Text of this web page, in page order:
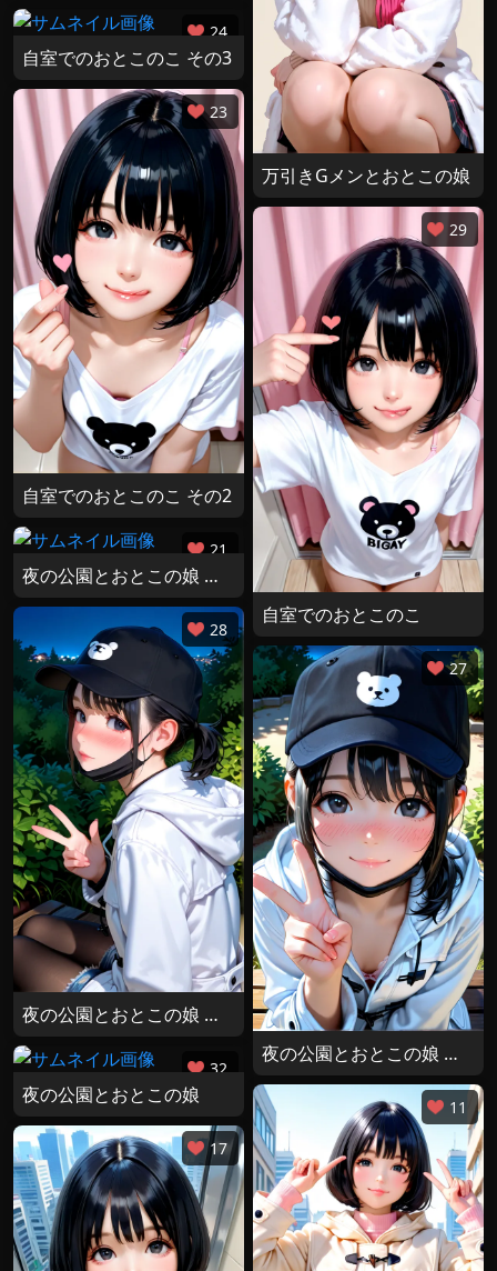
万引きGメンとおとこの娘
自室でのおとこのこ その3
24
自室でのおとこのこ その2
23
自室でのおとこのこ
29
夜の公園とおとこの娘 その４
21
夜の公園とおとこの娘 その３
28
夜の公園とおとこの娘 その２
27
夜の公園とおとこの娘
32
11
17